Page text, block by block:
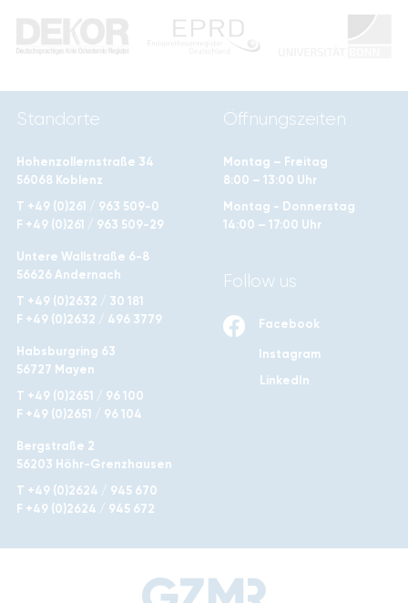
Standorte
Hohenzollernstraße 34
56068 Koblenz
T +49 (0)261 / 963 509-0
F +49 (0)261 / 963 509-29
Untere Wallstraße 6-8
56626 Andernach
T +49 (0)2632 / 30 181
F +49 (0)2632 / 496 3779
Habsburgring 63
56727 Mayen
T +49 (0)2651 / 96 100
F +49 (0)2651 / 96 104
Bergstraße 2
56203 Höhr-Grenzhausen
T +49 (0)2624 / 945 670
F +49 (0)2624 / 945 672
Öffnungszeiten
Montag – Freitag
8:00 – 13:00 Uhr
Montag - Donnerstag
14:00 – 17:00 Uhr
Follow us
Facebook
Instagram
LinkedIn